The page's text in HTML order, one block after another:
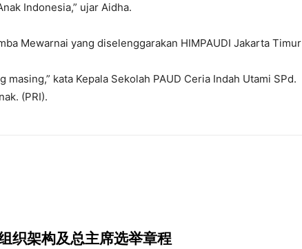
Indonesia,” ujar Aidha.
Mewarnai yang diselenggarakan HIMPAUDI Jakarta Timur
kata Kepala Sekolah PAUD Ceria Indah Utami SPd.
(PRI).
织架构及总主席选举章程